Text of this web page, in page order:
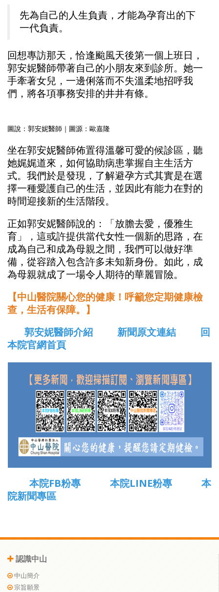
先為自己的人生負責，才能為孕育出的下
一代負責。
回想專訪那天，恰逢颱風天後第一個上班日，
郭安妮醫師帶著自己的小朋友來到診所。她一
手牽著女兒，一邊俐落而不失溫柔地招呼我
們，將各項事務安排的井井有條。
圖說：郭安妮醫師｜圖源：歐嘉隆
坐在郭安妮醫師佈置得溫馨可愛的候診區，聽
她娓娓道來，如何協助病患掌握自主生活方
式。我們於是發現，了解避孕方式其實是在選
擇一種愛護自己的生活，並因此有能力在對的
時間迎接新的生活階段。
正如郭安妮醫師說的：「放膽去愛，優雅生
育」，這或許提供當代女性一個新的思路，在
成為自己和成為母親之間，我們可以做好準
備，從容踏入包含許多未知新身份。如此，成
為母親就成了一場令人期待的華麗冒險。
【中山醫院關心您的健康！呼籲您定期健康檢
查，生活有保障。】
郭安妮醫師介紹
新聞原文連結
回
本院官網首頁
本院FB粉專 本院LINE粉專
本
院新聞專區
認識中山
中山簡介
宗旨願景